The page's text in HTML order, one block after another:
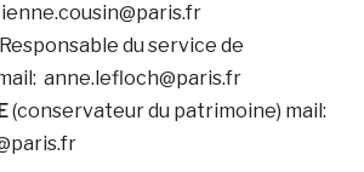
du service de
anne.lefloch@paris.fr
(conservateur du patrimoine) mail: